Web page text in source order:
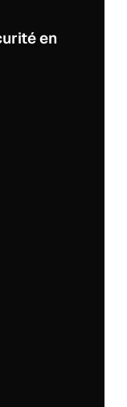
en